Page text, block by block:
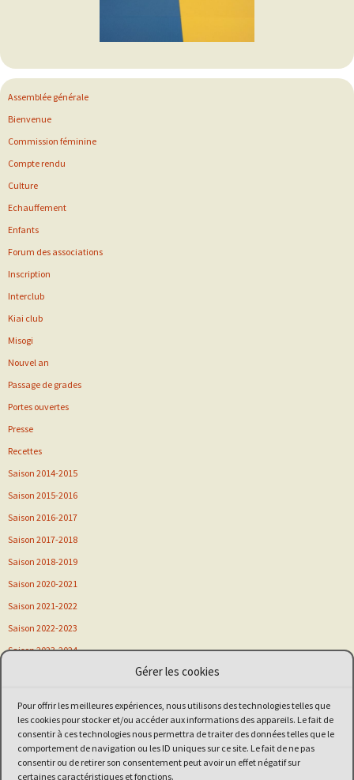
Gérer les cookies
Pour offrir les meilleures expériences, nous utilisons des technologies telles que
les cookies pour stocker et/ou accéder aux informations des appareils. Le fait de
consentir à ces technologies nous permettra de traiter des données telles que le
comportement de navigation ou les ID uniques sur ce site. Le fait de ne pas
consentir ou de retirer son consentement peut avoir un effet négatif sur
certaines caractéristiques et fonctions.
Assemblée générale
Bienvenue
Commission féminine
Compte rendu
Culture
Echauffement
Enfants
Forum des associations
Inscription
Interclub
Kiai club
Misogi
Nouvel an
Passage de grades
Portes ouvertes
Presse
Recettes
Saison 2014-2015
Saison 2015-2016
Saison 2016-2017
Saison 2017-2018
Saison 2018-2019
Saison 2020-2021
Saison 2021-2022
Saison 2022-2023
Saison 2023-2024
Sortie
Stage
Vitalsport